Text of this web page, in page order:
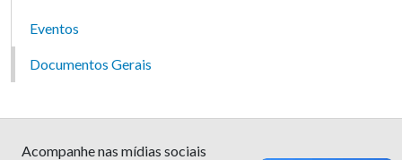
Eventos
Documentos Gerais
Acompanhe nas mídias sociais